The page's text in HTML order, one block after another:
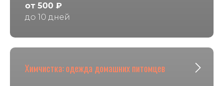
от 500 ₽
до 10 дней
Химчистка: одежда домашних питомцев